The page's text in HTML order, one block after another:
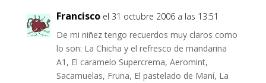
Francisco el 31 octubre 2006 a las 13:51
De mi niñez tengo recuerdos muy claros como
lo son: La Chicha y el refresco de mandarina
A1, El caramelo Supercrema, Aeromint,
Sacamuelas, Fruna, El pastelado de Maní, La